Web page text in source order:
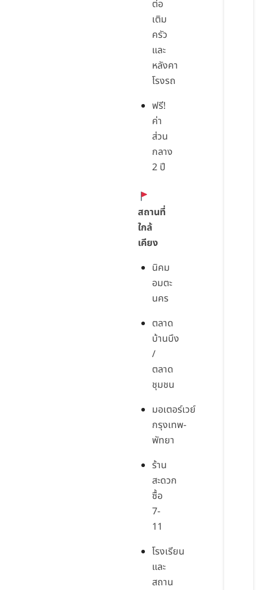
ต่อ
เติม
ครัว
และ
หลังคา
โรงรถ
ฟรี!
ค่า
ส่วน
กลาง
2 ปี
สถานที่
ใกล้
เคียง
นิคม
อมตะ
นคร
ตลาด
บ้านบึง
/
ตลาด
ชุมชน
มอเตอร์เวย์
กรุงเทพ-
พัทยา
ร้าน
สะดวก
ซื้อ
7-
11
โรงเรียน
และ
สถาน